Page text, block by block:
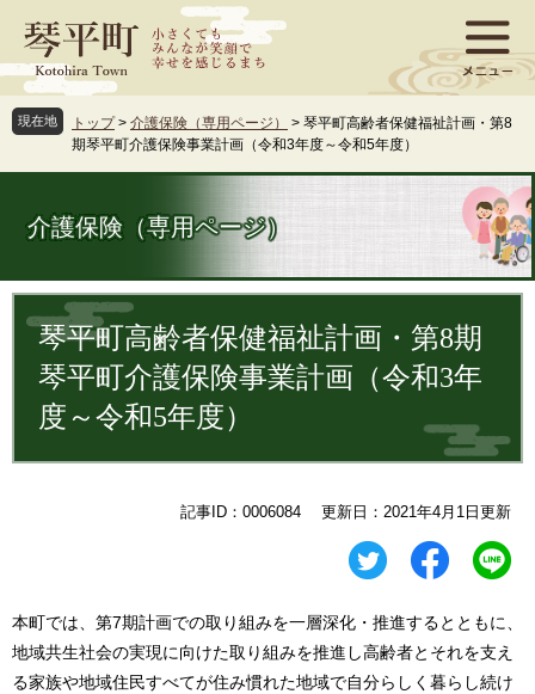
ジ
先
頭
ュ
を
飛
現在地 トップ > 介護保険（専用ページ） > 琴平町高齢者保健福祉計画・第8
期琴平町介護保険事業計画（令和3年度～令和5年度）
介護保険（専用ページ）
文 琴平町高齢者保健福祉計画・第8期
琴平町介護保険事業計画（令和3年
度～令和5年度）
記事ID：0006084 更新日：2021年4月1日更新
本町では、第7期計画での取り組みを一層深化・推進するとともに、
地域共生社会の実現に向けた取り組みを推進し高齢者とそれを支え
る家族や地域住民すべてが住み慣れた地域で自分らしく暮らし続け